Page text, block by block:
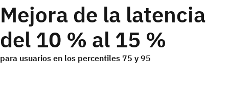
Mejora de la latencia
del 10 % al 15 %
para usuarios en los percentiles 75 y 95